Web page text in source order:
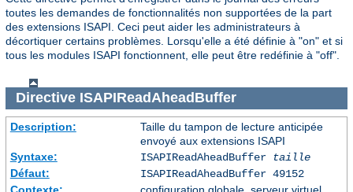
toutes les demandes de fonctionnalités non supportées de la part
des extensions ISAPI. Ceci peut aider les administrateurs à
décortiquer certains problèmes. Lorsqu'elle a été définie à "on" et si
tous les modules ISAPI fonctionnent, elle peut être redéfinie à "off".
Directive ISAPIReadAheadBuffer
Description:
Taille du tampon de lecture anticipée
envoyé aux extensions ISAPI
Syntaxe:
ISAPIReadAheadBuffer
taille
Défaut:
ISAPIReadAheadBuffer 49152